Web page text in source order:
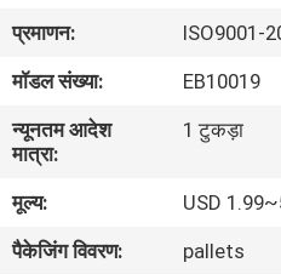
बारे
में
कारखाना
भ्रमण
प्रमाणन:
ISO9001-
मॉडल संख्या:
EB10019
न्यूनतम आदेश
मात्रा:
1 टुकड़ा
मूल्य:
USD
पैकेजिंग विवरण:
pallets